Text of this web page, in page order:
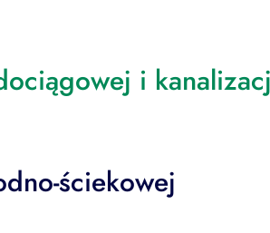
i
ściekowej